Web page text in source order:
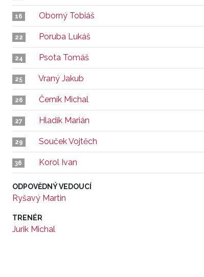
16 Oborný Tobiáš
22 Poruba Lukáš
24 Psota Tomáš
25 Vraný Jakub
26 Černík Michal
27 Hladík Marián
29 Souček Vojtěch
36 Korol Ivan
ODPOVĚDNÝ VEDOUCÍ
Ryšavý Martin
TRENÉR
Jurik Michal